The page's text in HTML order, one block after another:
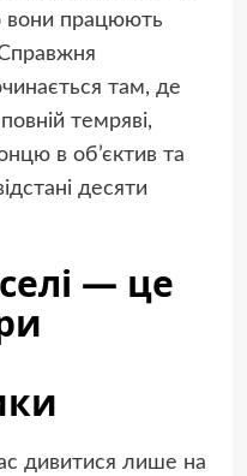
вони працюють
там, де
темряві,
в об’єктив та
десяти
— це
дивитися лише на